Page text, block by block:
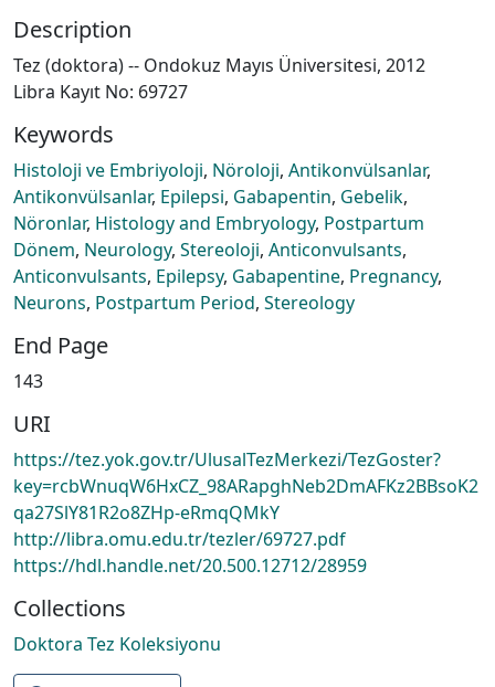
Description
Tez (doktora) -- Ondokuz Mayıs Üniversitesi, 2012
Libra Kayıt No: 69727
Keywords
Histoloji ve Embriyoloji, Nöroloji, Antikonvülsanlar,
Antikonvülsanlar, Epilepsi, Gabapentin, Gebelik,
Nöronlar, Histology and Embryology, Postpartum
Dönem, Neurology, Stereoloji, Anticonvulsants,
Anticonvulsants, Epilepsy, Gabapentine, Pregnancy,
Neurons, Postpartum Period, Stereology
End Page
143
URI
https://tez.yok.gov.tr/UlusalTezMerkezi/TezGoster?
key=rcbWnuqW6HxCZ_98ARapghNeb2DmAFKz2BBsoK2
qa27SlY81R2o8ZHp-eRmqQMkY
http://libra.omu.edu.tr/tezler/69727.pdf
https://hdl.handle.net/20.500.12712/28959
Collections
Doktora Tez Koleksiyonu